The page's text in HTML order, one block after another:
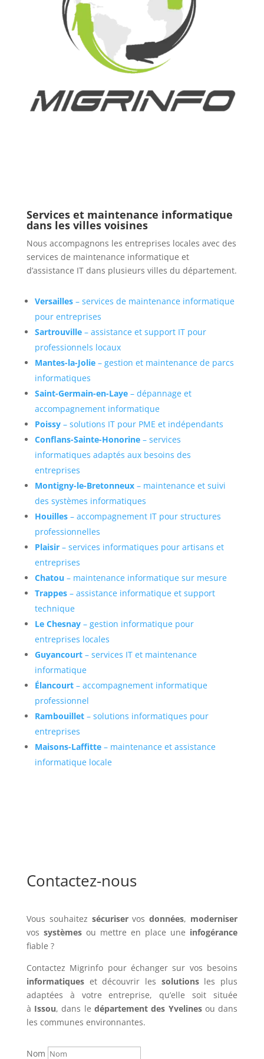
Services et maintenance informatique
dans les villes voisines
Nous accompagnons les entreprises locales avec des
services de maintenance informatique et
d’assistance IT dans plusieurs villes du département.
Versailles– services de maintenance informatique
pour entreprises
Sartrouville – assistance et support IT pour
professionnels locaux
Mantes-la-Jolie– gestion et maintenance de parcs
informatiques
Saint-Germain-en-Laye– dépannage et
accompagnement informatique
Poissy – solutions IT pour PME et indépendants
Conflans-Sainte-Honorine– services
informatiques adaptés aux besoins des
entreprises
Montigny-le-Bretonneux– maintenance et suivi
des systèmes informatiques
Houilles – accompagnement IT pour structures
professionnelles
Plaisir– services informatiques pour artisans et
entreprises
Chatou – maintenance informatique sur mesure
Trappes– assistance informatique et support
technique
Le Chesnay– gestion informatique pour
entreprises locales
Guyancourt– services IT et maintenance
informatique
Élancourt– accompagnement informatique
professionnel
Rambouillet– solutions informatiques pour
entreprises
Maisons-Laffitte– maintenance et assistance
informatique locale
Contactez-nous
Vous souhaitez sécuriservosdonnées, moderniser
vos systèmesou mettre en place une infogérance
fiable ?
Contactez Migrinfo pour échanger sur vos besoins
informatiqueset découvrir les solutionsles plus
adaptées à votre entreprise, qu’elle soit située
à Issou, dans ledépartement des Yvelinesou dans
les communes environnantes.
Nom